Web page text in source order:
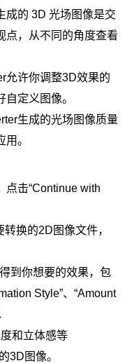
成的 3D 光场图像是交
点，从不同的角度查看
允许你调整3D效果的
定义图像。
生成的光场图像质量
。
点击“Continue with
换的2D图像文件，
到你想要的效果，包
Style”、“Amount
和立体感等
3D图像。